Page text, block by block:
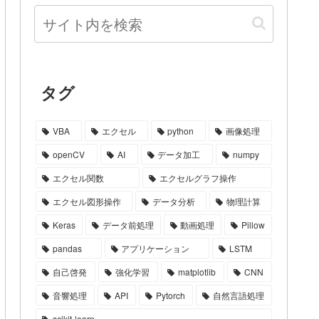
タグ
VBA エクセル python
画像処理
openCV
AI データ加工
numpy
エクセル関数
エクセルグラフ操作
エクセル図形操作
データ分析
物理計算
Keras
データ前処理 動画処理
Pillow
pandas
アプリケーション
LSTM
自己啓発
強化学習 matplotlib
CNN
音響処理
API Pytorch
自然言語処理